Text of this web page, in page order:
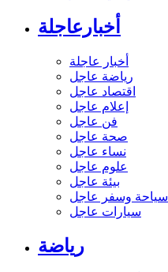
أخبارعاجلة
أخبار عاجلة
رياضة عاجل
اقتصاد عاجل
إعلام عاجل
فن عاجل
صحة عاجل
نساء عاجل
علوم عاجل
بيئة عاجل
سياحة وسفر عاجل
سيارات عاجل
رياضة